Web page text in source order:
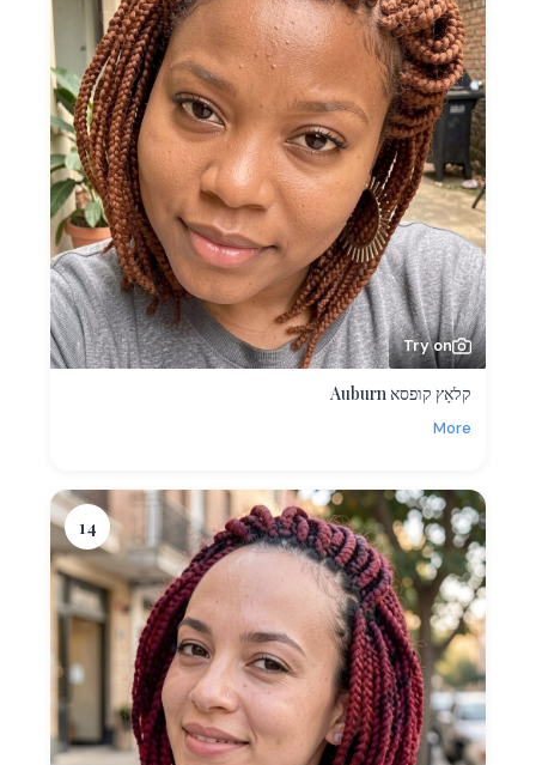
Try on
קלאָץ קופסא Auburn
More
14